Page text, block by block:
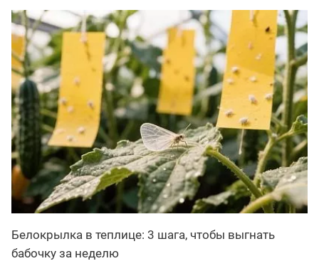
Белокрылка в теплице: 3 шага, чтобы выгнать
бабочку за неделю